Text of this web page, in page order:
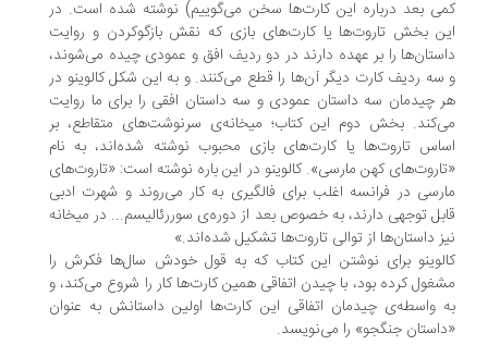
بعد درباره این کارت‌ها سخن می‌گوییم) نوشته شده است. در
بخش تاروت‌ها یا کارت‌های بازی که نقش بازگوکردن و روایت
را بر عهده دارند در دو ردیف افق و عمودی چیده می‌شوند،
ردیف کارت دیگر آن‌ها را قطع می‌کنند. و به این شکل کالوینو در
چیدمان سه داستان عمودی و سه داستان افقی را برای ما روایت
بخش دوم این کتاب؛ میخانه‌ی سرنوشت‌های متقاطع، بر
تاروت‌ها یا کارت‌های بازی محبوب نوشته شده‌اند، به نام
کهن مارسی». کالوینو در این باره نوشته است: «تاروت‌های
در فرانسه اغلب برای فالگیری به کار می‌روند و شهرت ادبی
توجهی دارند، به خصوص بعد از دوره‌ی سوررئالیسم... در میخانه
داستان‌ها از توالی تاروت‌ها تشکیل شده‌اند.»
برای نوشتن این کتاب که به قول خودش سال‌ها فکرش را
کرده بود، با چیدن اتفاقی همین کارت‌ها کار را شروع می‌کند، و
واسطه‌ی چیدمان اتفاقی این کارت‌ها اولین داستانش به عنوان
جنگجو» را می‌نویسد.